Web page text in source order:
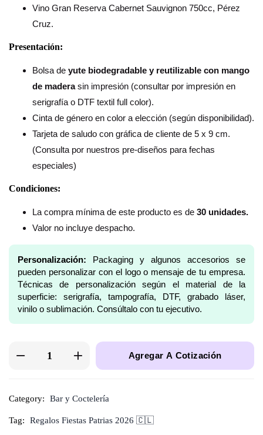
Vino Gran Reserva Cabernet Sauvignon 750cc, Pérez
Cruz.
Presentación:
Bolsa de yute biodegradable y reutilizable con mango
de maderasin impresión (consultar por impresión en
serigrafía o DTF textil full color).
Cinta de género en color a elección (según disponibilidad).
Tarjeta de saludo con gráfica de cliente de 5 x 9 cm.
(Consulta por nuestros pre-diseños para fechas
especiales)
Condiciones:
La compra mínima de este producto es de 30 unidades.
Valor no incluye despacho.
Personalización: Packaging y algunos accesorios se
pueden personalizar con el logo o mensaje de tu empresa.
Técnicas de personalización según el material de la
superficie: serigrafía, tampografía, DTF, grabado láser,
vinilo o sublimación. Consúltalo con tu ejecutivo.
Agregar A Cotización
Category: Bar y Coctelería
Tag: Regalos Fiestas Patrias 2026 🇨🇱